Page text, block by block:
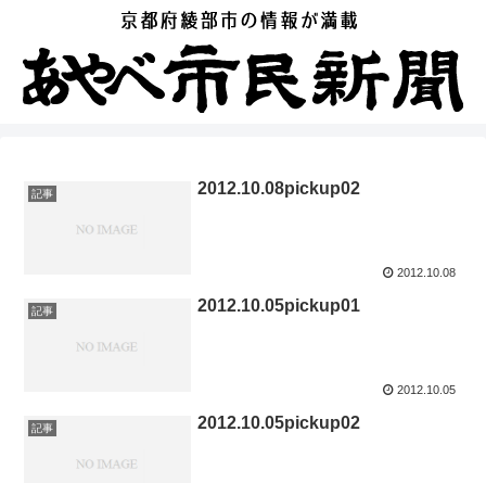
記事 2012.10.08pickup02
2012.10.08
記事 2012.10.05pickup01
2012.10.05
記事 2012.10.05pickup02